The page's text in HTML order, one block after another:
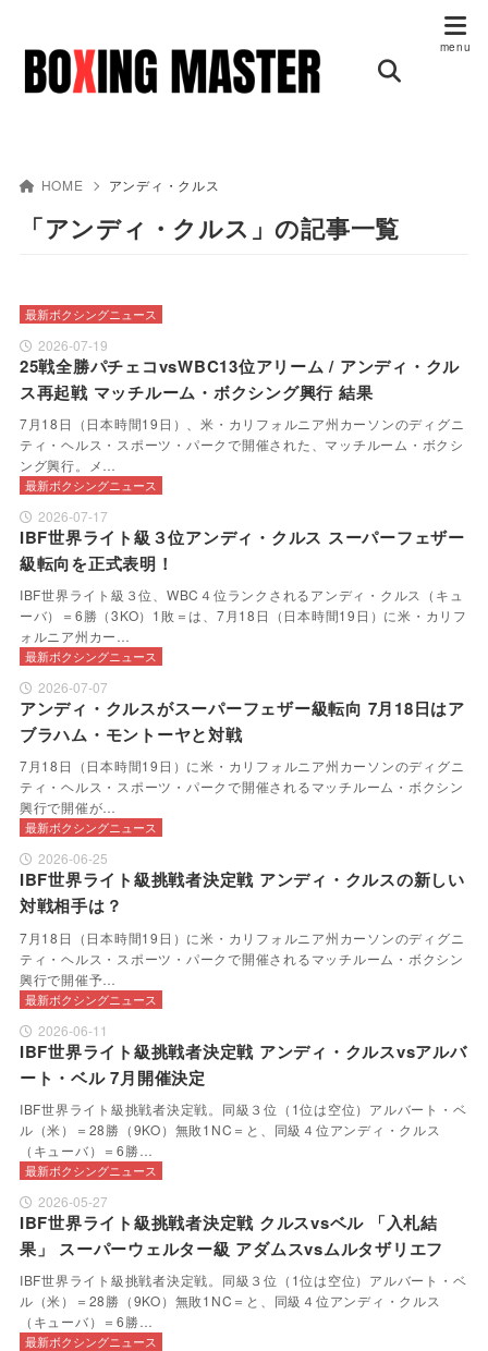
HOME アンディ・クルス
「アンディ・クルス」の記事一覧
最新ボクシングニュース
2026-07-19
25戦全勝パチェコvsWBC13位アリーム / アンディ・クル
ス再起戦 マッチルーム・ボクシング興行 結果
7月18日（日本時間19日）、米・カリフォルニア州カーソンのディグニ
ティ・ヘルス・スポーツ・パークで開催された、マッチルーム・ボクシ
ング興行。メ…
最新ボクシングニュース
2026-07-17
IBF世界ライト級３位アンディ・クルス スーパーフェザー
級転向を正式表明！
IBF世界ライト級３位、WBC４位ランクされるアンディ・クルス（キュ
ーバ）＝6勝（3KO）1敗＝は、7月18日（日本時間19日）に米・カリフ
ォルニア州カー…
最新ボクシングニュース
2026-07-07
アンディ・クルスがスーパーフェザー級転向 7月18日はア
ブラハム・モントーヤと対戦
7月18日（日本時間19日）に米・カリフォルニア州カーソンのディグニ
ティ・ヘルス・スポーツ・パークで開催されるマッチルーム・ボクシン
興行で開催が…
最新ボクシングニュース
2026-06-25
IBF世界ライト級挑戦者決定戦 アンディ・クルスの新しい
対戦相手は？
7月18日（日本時間19日）に米・カリフォルニア州カーソンのディグニ
ティ・ヘルス・スポーツ・パークで開催されるマッチルーム・ボクシン
興行で開催予…
最新ボクシングニュース
2026-06-11
IBF世界ライト級挑戦者決定戦 アンディ・クルスvsアルバ
ート・ベル 7月開催決定
IBF世界ライト級挑戦者決定戦。同級３位（1位は空位）アルバート・ベ
ル（米）＝28勝（9KO）無敗1NC＝と、同級４位アンディ・クルス
（キューバ）＝6勝…
最新ボクシングニュース
2026-05-27
IBF世界ライト級挑戦者決定戦 クルスvsベル 「入札結
果」 スーパーウェルター級 アダムスvsムルタザリエフ
IBF世界ライト級挑戦者決定戦。同級３位（1位は空位）アルバート・ベ
ル（米）＝28勝（9KO）無敗1NC＝と、同級４位アンディ・クルス
（キューバ）＝6勝…
最新ボクシングニュース